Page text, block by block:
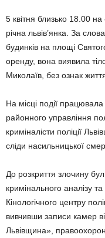
5 квітня близько 18.00
річна львів’янка. За
будинків на площі
оренду, вона виявила
Миколаїв, без ознак
На місці події
районного управління
криміналісти поліції
сліди насильницької
До розкриття злочину
кримінального аналізу
Кінологічного центру
вивчивши записи камер
Львівщина»,